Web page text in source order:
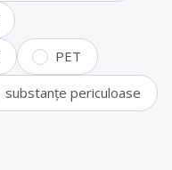
PET
substanțe periculoase